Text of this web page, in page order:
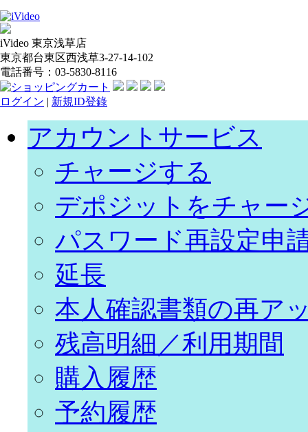
iVideo 東京浅草店
東京都台東区西浅草3-27-14-102
電話番号：03-5830-8116
ログイン | 新規ID登錄
アカウントサービス
チャージする
デポジットをチャー
パスワード再設定申
延長
本人確認書類の再ア
残高明細／利用期間
購入履歴
予約履歴